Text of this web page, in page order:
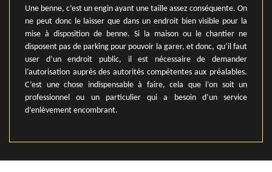
Une benne, c’est un engin ayant une taille assez conséquente. On
ne peut donc le laisser que dans un endroit bien visible pour la
mise à disposition de benne. Si la maison ou le chantier ne
disposent pas de parking pour pouvoir la garer, et donc, qu’il faut
user d’un endroit public, il est nécessaire de demander
l’autorisation auprès des autorités compétentes aux préalables.
C’est une chose indispensable à faire, cela que l’on soit un
professionnel ou un particulier qui a besoin d’un service
d’enlèvement encombrant.